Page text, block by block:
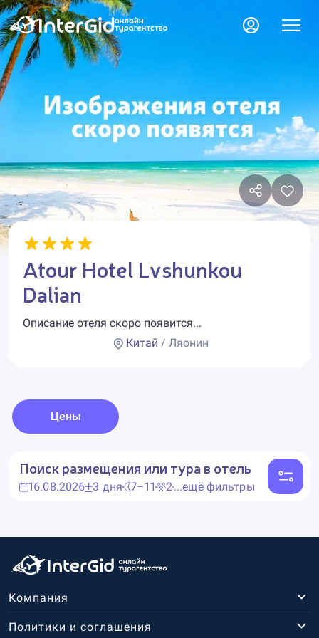
Atour Hotel Lvshunkou
Dalian
Описание отеля скоро появится...
Китай / Ляонин
Цены
Поиск размещения или тура в отель
16.08.2026 3 дня 7–11 2...ещё фильтры
Компания
Политики и соглашения